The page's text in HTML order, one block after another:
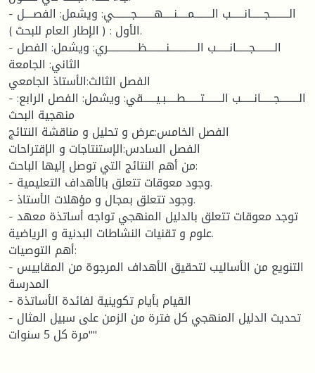
- الـــــــــجــــــانــــــب الــــــــمـــــنـــــهــــــــجــــــــي: ويشمل: الفصــــل
الأول : ( الإطار العام للبحث ).
- الـــــــــجــــــانــــــب الـــــــــــــنـــــــــظــــــــــــــري: ويشمل: الفصل
الثاني: الجامعة
الفصل الثالث:الأستاذ الجامعي
- الـــــــــجــــــانــــــب الــــــــتـــــــطـــــبـيــــــقي: ويشمل: الفصل الرابع:
منهجية البحث
الفصل الخامس:عرض و تحليل و مناقشة النتائج
الفصل السادس:الإستنتاجات و الإقتراحات
من أهم النتائج التي توصل إليها الباحث:
- وجود معوقات تتعلق بالأهداف التعليمية.
- وجود تتعلق بمجال و مؤهلات الأستاذ.
- توجد معوقات تتعلق بالدليل المنهجي تواجه أساتذة معهد
علوم و تقنيات النشاطات البدنية و الرياضية.
أهم التوصيات:
- التنويع من الأساليب لتحقيق الأهداف المرجوة من المقاييس
المدرسة
- القيام بأيام تكوينية لفائدة الأساتذة
- تحديث الدليل المنهجي كل فترة من الزمن على سبيل المثال
"مرة كل 5 سنوات"